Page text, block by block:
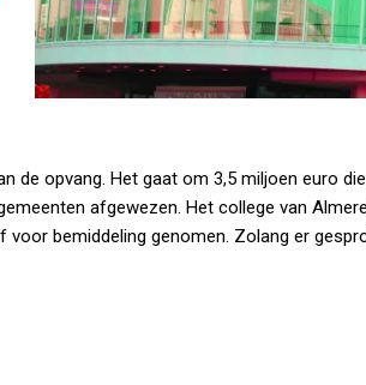
de opvang. Het gaat om 3,5 miljoen euro
afgewezen. Het college van
bemiddeling genomen. Zolang er